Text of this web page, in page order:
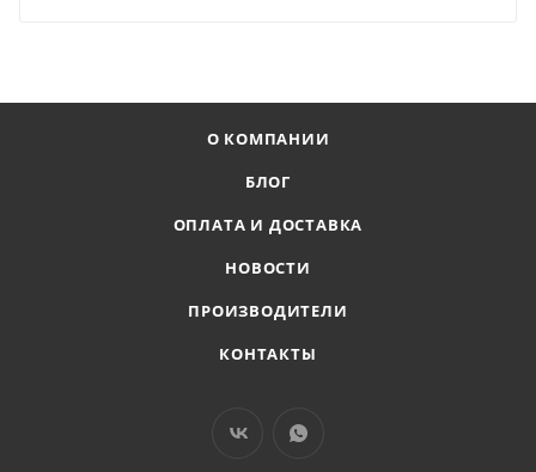
О КОМПАНИИ
БЛОГ
ОПЛАТА И ДОСТАВКА
НОВОСТИ
ПРОИЗВОДИТЕЛИ
КОНТАКТЫ